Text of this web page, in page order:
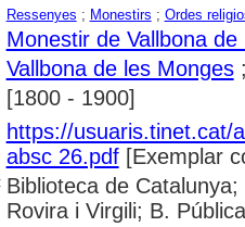
Ressenyes ; Monestirs ; Ordes
Monestir de Vallbona
Vallbona de les Monges
[1800 - 1900]
https://usuaris.tinet.cat/
absc 26.pdf[Exemplar
Biblioteca de
Rovira i Virgili; B.